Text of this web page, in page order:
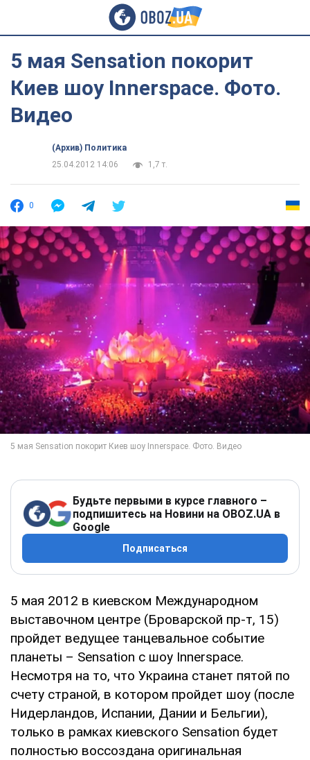
5 мая Sensation покорит
Киев шоу Innerspace. Фото.
Видео
(Архив) Политика
25.04.2012 14:06
1,7 т.
0
Будьте первыми в курсе главного –
подпишитесь на Новини на OBOZ.UA в
Google
Подписаться
5 мая 2012 в киевском Международном
выставочном центре (Броварской пр-т, 15)
пройдет ведущее танцевальное событие
планеты – Sensation с шоу Innerspace.
Несмотря на то, что Украина станет пятой по
счету страной, в котором пройдет шоу (после
Нидерландов, Испании, Дании и Бельгии),
только в рамках киевского Sensation будет
полностью воссоздана оригинальная